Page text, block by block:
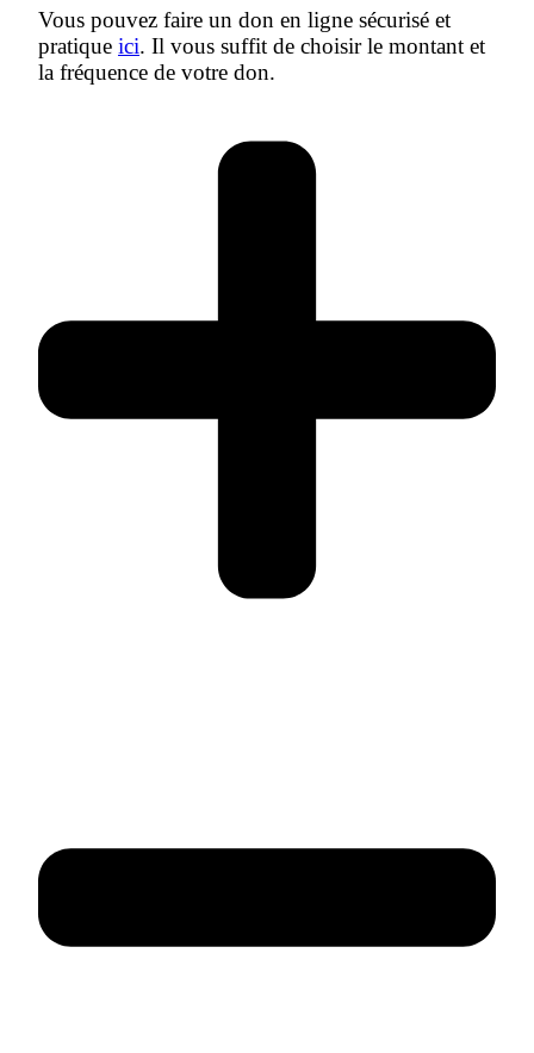
Vous pouvez faire un don en ligne sécurisé et
pratique ici. Il vous suffit de choisir le montant et
la fréquence de votre don.